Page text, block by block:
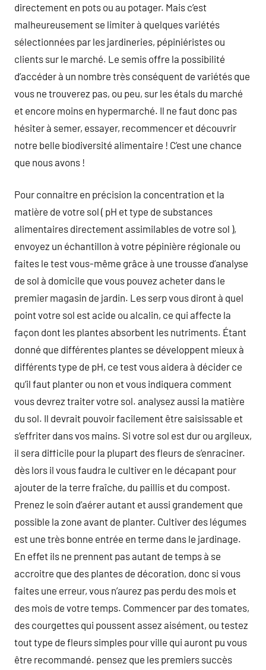
directement en pots ou au potager. Mais c’est
malheureusement se limiter à quelques variétés
sélectionnées par les jardineries, pépiniéristes ou
clients sur le marché. Le semis offre la possibilité
d’accéder à un nombre très conséquent de variétés que
vous ne trouverez pas, ou peu, sur les étals du marché
et encore moins en hypermarché. Il ne faut donc pas
hésiter à semer, essayer, recommencer et découvrir
notre belle biodiversité alimentaire ! C’est une chance
que nous avons !
Pour connaitre en précision la concentration et la
matière de votre sol ( pH et type de substances
alimentaires directement assimilables de votre sol ),
envoyez un échantillon à votre pépinière régionale ou
faites le test vous-même grâce à une trousse d’analyse
de sol à domicile que vous pouvez acheter dans le
premier magasin de jardin. Les serp vous diront à quel
point votre sol est acide ou alcalin, ce qui affecte la
façon dont les plantes absorbent les nutriments. Étant
donné que différentes plantes se développent mieux à
différents type de pH, ce test vous aidera à décider ce
qu’il faut planter ou non et vous indiquera comment
vous devrez traiter votre sol. analysez aussi la matière
du sol. Il devrait pouvoir facilement être saisissable et
s’effriter dans vos mains. Si votre sol est dur ou argileux,
il sera difficile pour la plupart des fleurs de s’enraciner.
dès lors il vous faudra le cultiver en le décapant pour
ajouter de la terre fraîche, du paillis et du compost.
Prenez le soin d’aérer autant et aussi grandement que
possible la zone avant de planter. Cultiver des légumes
est une très bonne entrée en terme dans le jardinage.
En effet ils ne prennent pas autant de temps à se
accroitre que des plantes de décoration, donc si vous
faites une erreur, vous n’aurez pas perdu des mois et
des mois de votre temps. Commencer par des tomates,
des courgettes qui poussent assez aisément, ou testez
tout type de fleurs simples pour ville qui auront pu vous
être recommandé. pensez que les premiers succès